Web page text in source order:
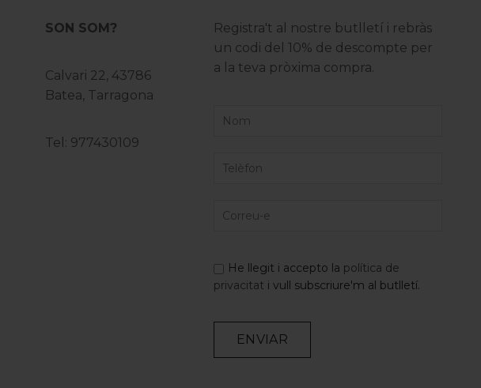
SON SOM?
Calvari 22, 43786
Batea, Tarragona
Tel: 977430109
Registra't al nostre butlletí i rebràs
un codi del 10% de descompte per
a la teva pròxima compra.
He llegit i accepto la política de
privacitat i vull subscriure'm al butlletí.